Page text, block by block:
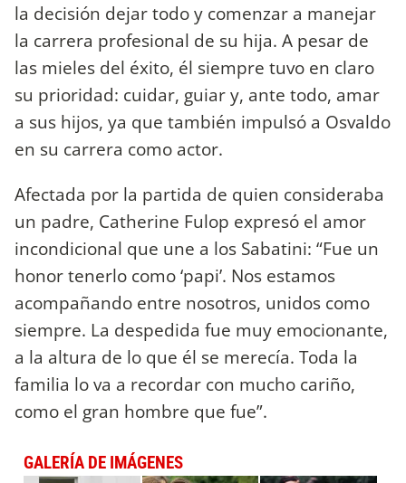
la decisión dejar todo y comenzar a manejar
la carrera profesional de su hija. A pesar de
las mieles del éxito, él siempre tuvo en claro
su prioridad: cuidar, guiar y, ante todo, amar
a sus hijos, ya que también impulsó a Osvaldo
en su carrera como actor.
Afectada por la partida de quien consideraba
un padre, Catherine Fulop expresó el amor
incondicional que une a los Sabatini: “Fue un
honor tenerlo como ‘papi’. Nos estamos
acompañando entre nosotros, unidos como
siempre. La despedida fue muy emocionante,
a la altura de lo que él se merecía. Toda la
familia lo va a recordar con mucho cariño,
como el gran hombre que fue”.
GALERÍA DE IMÁGENES